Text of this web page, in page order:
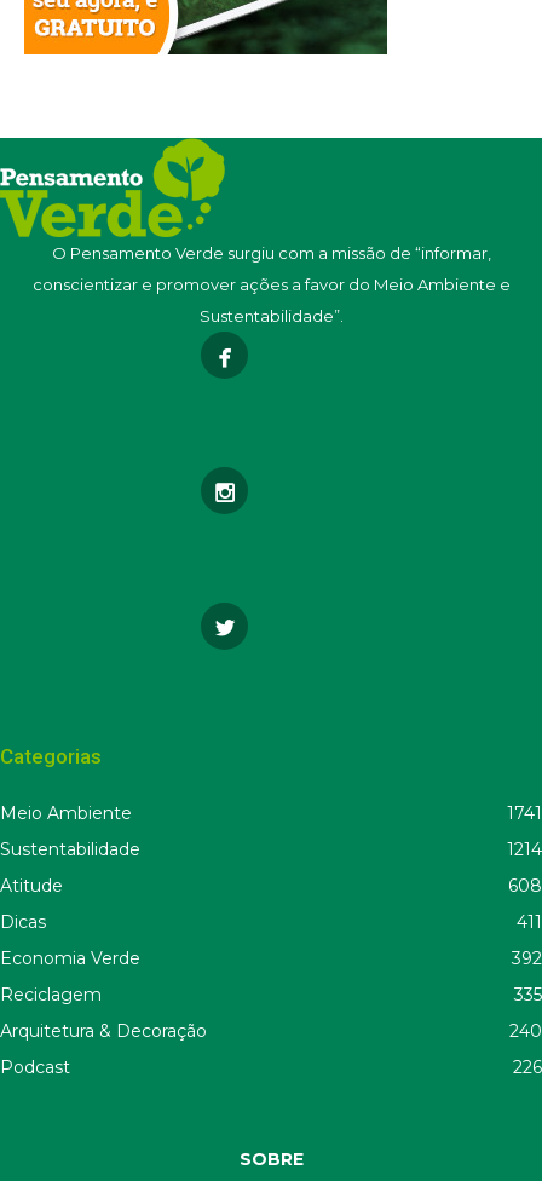
O Pensamento Verde surgiu com a missão de “informar,
conscientizar e promover ações a favor do Meio Ambiente e
Sustentabilidade”.
Categorias
Meio Ambiente
1741
Sustentabilidade
1214
Atitude
608
Dicas
411
Economia Verde
392
Reciclagem
335
Arquitetura & Decoração
240
Podcast
226
SOBRE